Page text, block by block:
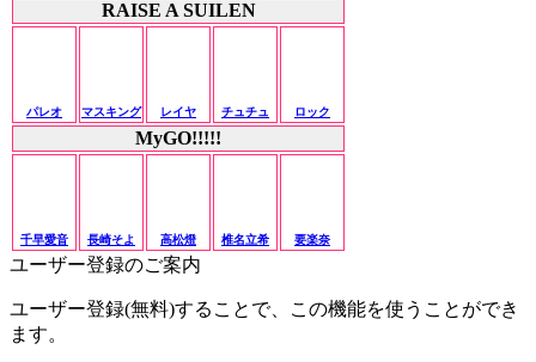
RAISE A SUILEN
パレオ マスキング レイヤ チュチュ ロック
MyGO!!!!!
千早愛音 長崎そよ 高松燈 椎名立希 要楽奈
ユーザー登録のご案内
ユーザー登録(無料)することで、この機能を使うことができ
ます。